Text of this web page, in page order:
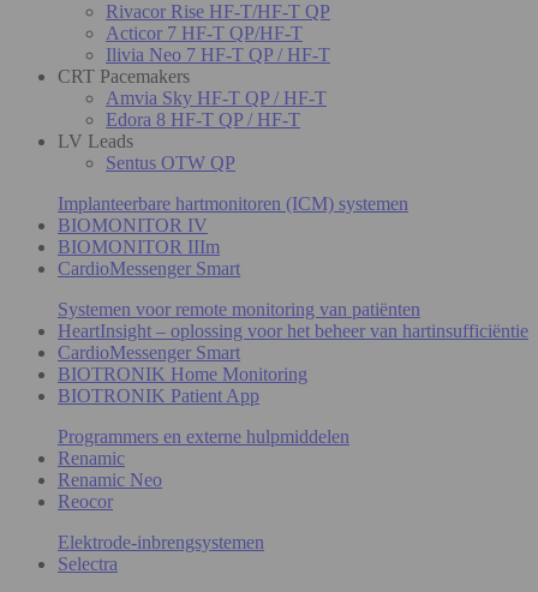
Rivacor Rise HF-T/HF-T QP
Acticor 7 HF-T QP/HF-T
Ilivia Neo 7 HF-T QP / HF-T
CRT Pacemakers
Amvia Sky HF-T QP / HF-T
Edora 8 HF-T QP / HF-T
LV Leads
Sentus OTW QP
Implanteerbare hartmonitoren (ICM) systemen
BIOMONITOR IV
BIOMONITOR IIIm
CardioMessenger Smart
Systemen voor remote monitoring van patiënten
HeartInsight – oplossing voor het beheer van hartinsufficiëntie
CardioMessenger Smart
BIOTRONIK Home Monitoring
BIOTRONIK Patient App
Programmers en externe hulpmiddelen
Renamic
Renamic Neo
Reocor
Elektrode-inbrengsystemen
Selectra